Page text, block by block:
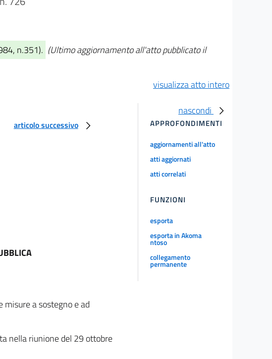
n.351). (Ultimo aggiornamento all'atto pubblicato il
visualizza atto intero
articolo successivo
a sostegno e ad
nella riunione del 29 ottobre
nascondi
APPROFONDIMENTI
aggiornamenti all'atto
atti aggiornati
atti correlati
FUNZIONI
esporta
esporta in Akoma
ntoso
collegamento
permanente